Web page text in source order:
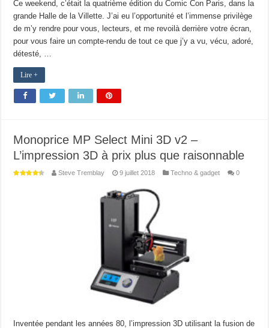
Ce weekend, c’était la quatrième édition du Comic Con Paris, dans la
grande Halle de la Villette. J’ai eu l’opportunité et l’immense privilège
de m’y rendre pour vous, lecteurs, et me revoilà derrière votre écran,
pour vous faire un compte-rendu de tout ce que j’y a vu, vécu, adoré,
détesté, …
Lire +
Monoprice MP Select Mini 3D v2 –
L’impression 3D à prix plus que raisonnable
Steve Tremblay 9 juillet 2018 Techno & gadget 0
Inventée pendant les années 80, l’impression 3D utilisant la fusion de